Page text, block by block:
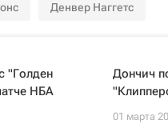
Денвер Наггетс
"Голден
НБА
Дончич
01 марта